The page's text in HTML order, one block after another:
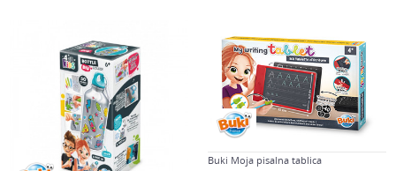
Buki Moja pisalna tablica